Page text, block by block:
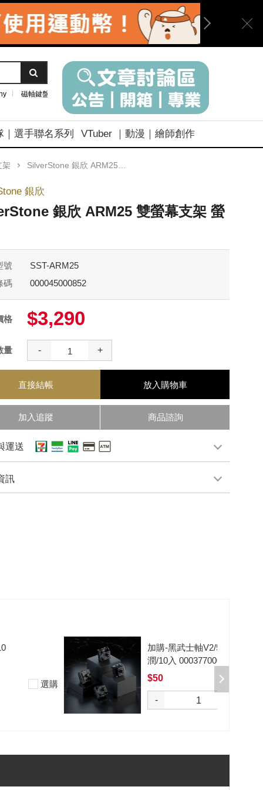
磁軸鍵盤
｜選手聯名系列 VTuber ｜動漫｜繪師創作
架 SilverStone 銀欣 ARM25 雙螢幕支架 螢幕架
銀欣
銀欣 ARM25 雙螢幕支架 螢
號
SST-ARM25
碼
000045000852
格 $3,290
量 - +
直接結帳 放入購物車
加入追蹤 商品諮詢
運送
訊
加購-黑武士軸V2/5腳/段落/62g/無
潤/10入 000377000012*10
$50
-